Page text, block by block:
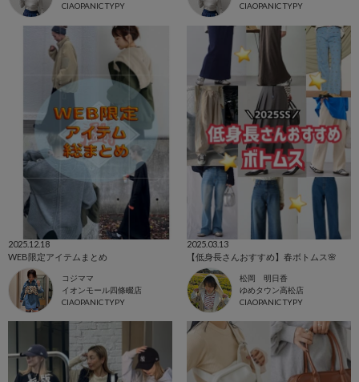
CIAOPANIC TYPY
CIAOPANIC TYPY
2025.12.18
WEB限定アイテムまとめ
コジママ
イオンモール四條畷店
CIAOPANIC TYPY
2025.03.13
【低身長さんおすすめ】春ボトムス🌸
松岡 明日香
ゆめタウン高松店
CIAOPANIC TYPY